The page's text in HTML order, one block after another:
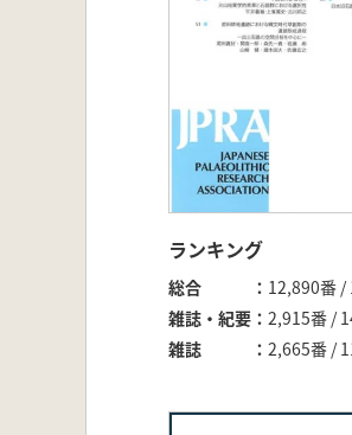
ランキング
総合
12,890番 /
雑誌・紀要
2,915番 /
雑誌
2,665番 /